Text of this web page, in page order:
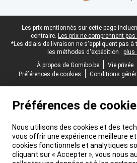
Pied-de-page légal
Les prix mentionnés sur cette page
contraire. Les prix ne comprennent
*Les délais de livraison ne s'appliquent pas
les méthodes d'expédition : plus
À propos de Gomibo.be
Vie privée
Préférences de cookies
Conditions
Préférences de
Nous utilisons des cookies et des
vous offrir une expérience meilleure
cookies fonctionnels et analytiques
cliquant sur « Accepter », vous nous